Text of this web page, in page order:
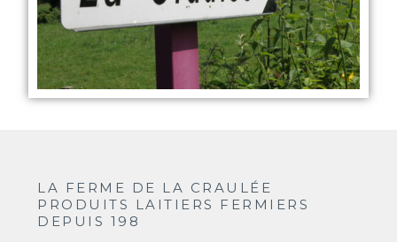
LA FERME DE LA CRAULÉE
PRODUITS LAITIERS FERMIERS
DEPUIS 198